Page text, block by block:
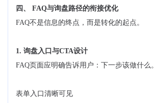
四、 FAQ与询盘路径的衔接优化
FAQ不是信息的终点，而是转化的起点。
1. 询盘入口与CTA设计
FAQ页面应明确告诉用户：下一步该做什么。
表单入口清晰可见